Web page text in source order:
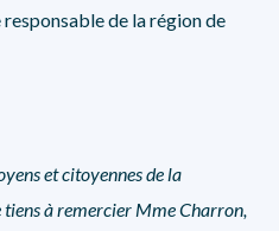
de la région de
et citoyennes de la
à remercier MmeCharron,